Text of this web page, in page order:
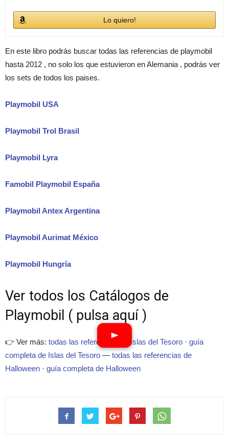
Lo quiero!
En este libro podrás buscar todas las referencias de playmobil
hasta 2012 , no solo los que estuvieron en Alemania , podrás ver
los sets de todos los paises.
Playmobil USA
Playmobil Trol Brasil
Playmobil Lyra
Famobil Playmobil España
Playmobil Antex Argentina
Playmobil Aurimat México
Playmobil Hungría
Ver todos los Catálogos de
Playmobil ( pulsa aquí )
👉 Ver más: todas las referencias de Islas del Tesoro · guía
completa de Islas del Tesoro — todas las referencias de
Halloween · guía completa de Halloween